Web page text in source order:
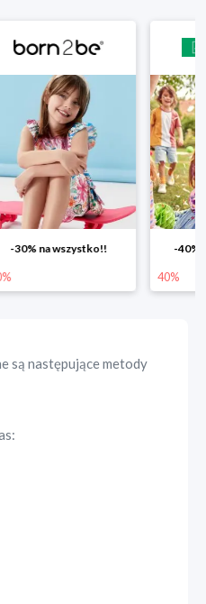
-30% na wszystko!! -40%
40%
są następujące metody
: